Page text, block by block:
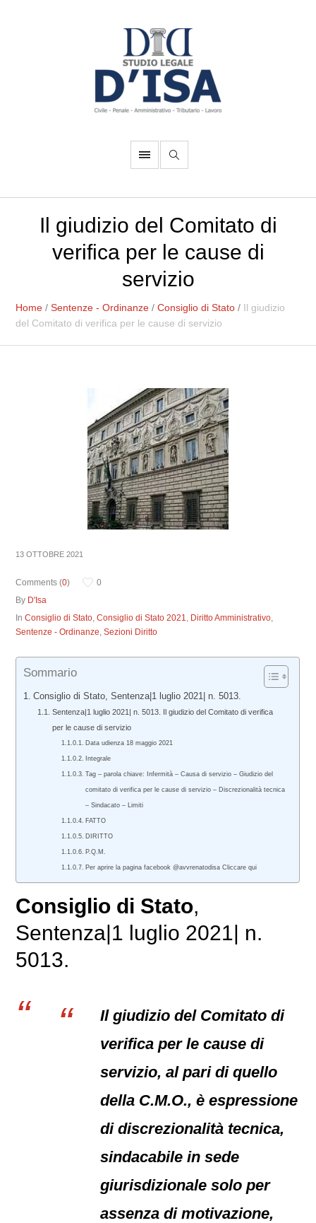
Il giudizio del Comitato di
verifica per le cause di
servizio
Home /Sentenze - Ordinanze /Consiglio di Stato / Il giudizio
del Comitato di verifica per le cause di servizio
13 OTTOBRE 2021
Comments (0)
0
By D'Isa
InConsiglio di Stato,Consiglio di Stato 2021, Diritto Amministrativo,
Sentenze - Ordinanze,Sezioni Diritto
Sommario
Consiglio di Stato, Sentenza|1 luglio 2021| n. 5013.
Sentenza|1 luglio 2021| n. 5013. Il giudizio del Comitato di verifica
per le cause di servizio
Data udienza 18 maggio 2021
Integrale
Tag – parola chiave: Infermità – Causa di servizio – Giudizio del
comitato di verifica per le cause di servizio – Discrezionalità tecnica
– Sindacato – Limiti
FATTO
DIRITTO
P.Q.M.
Per aprire la pagina facebook @avvrenatodisa Cliccare qui
Consiglio di Stato,
Sentenza|1 luglio 2021| n.
5013.
Il giudizio del Comitato di
verifica per le cause di
servizio, al pari di quello
della C.M.O., è espressione
di discrezionalità tecnica,
sindacabile in sede
giurisdizionale solo per
assenza di motivazione,